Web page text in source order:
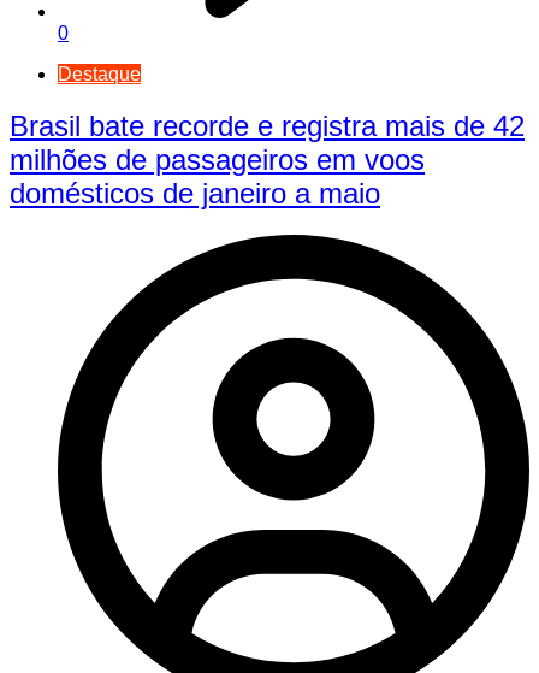
0
Destaque
Brasil bate recorde e registra mais de 42
milhões de passageiros em voos
domésticos de janeiro a maio